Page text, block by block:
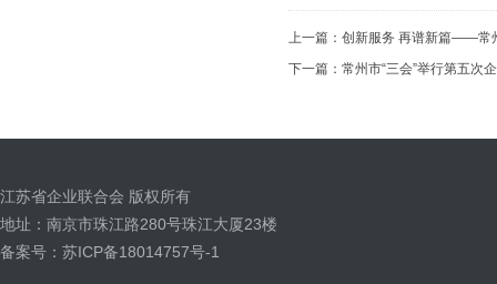
上一篇： 创新服务 再谱新篇——常
下一篇： 常州市“三会”举行第五次
江苏省企业联合会 版权所有
地址：南京市珠江路280号珠江大厦23楼
备案号：苏ICP备18014757号-1